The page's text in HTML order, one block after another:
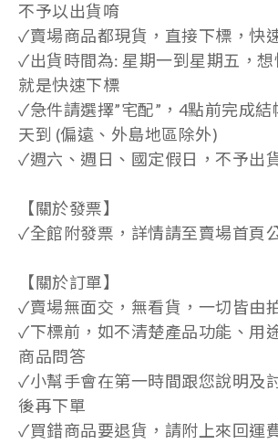
不予以出貨唷
✓賣場商品都現貨，直接下標，快
✓出貨時間為: 星期一到星期五，想
就是快速下標
✓急件請選擇”宅配”，4點前完成結
天到 (偏遠、外島地區除外)
✓週六、週日、國定假日，不予出
【關於發票】
✓全館附發票，詳情請至賣場首頁
【關於訂單】
✓賣場無面交，無看貨，一切皆由
✓下標前，如不清楚產品功能、用
商品問答
✓小幫手會在第一時間跟您說明及
後再下單
✓買錯商品要退貨，請附上來回運